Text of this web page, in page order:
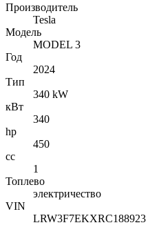
Производитель
Tesla
Mодель
MODEL 3
Год
2024
Тип
340 kW
кВт
340
hp
450
cc
1
Топлево
электричество
VIN
LRW3F7EKXRC188923